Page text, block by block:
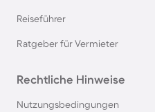
Reiseführer
Ratgeber für Vermieter
Rechtliche Hinweise
Nutzungsbedingungen